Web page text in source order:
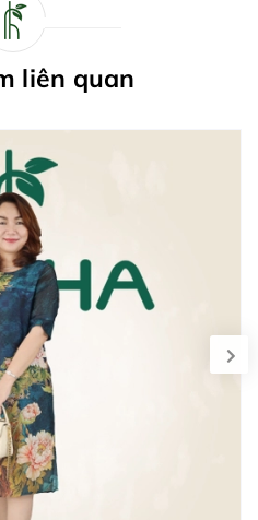
liên quan